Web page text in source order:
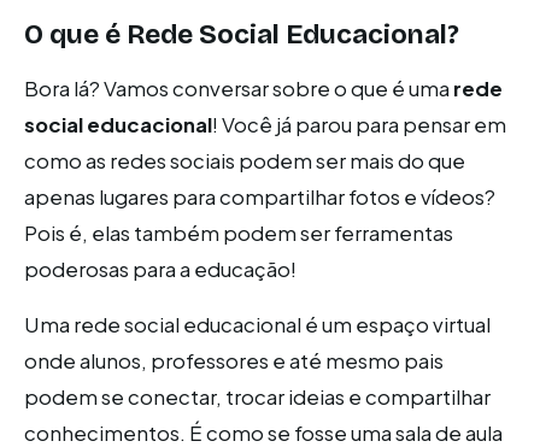
O que é Rede Social Educacional?
Bora lá? Vamos conversar sobre o que é uma rede
social educacional! Você já parou para pensar em
como as redes sociais podem ser mais do que
apenas lugares para compartilhar fotos e vídeos?
Pois é, elas também podem ser ferramentas
poderosas para a educação!
Uma rede social educacional é um espaço virtual
onde alunos, professores e até mesmo pais
podem se conectar, trocar ideias e compartilhar
conhecimentos. É como se fosse uma sala de aula